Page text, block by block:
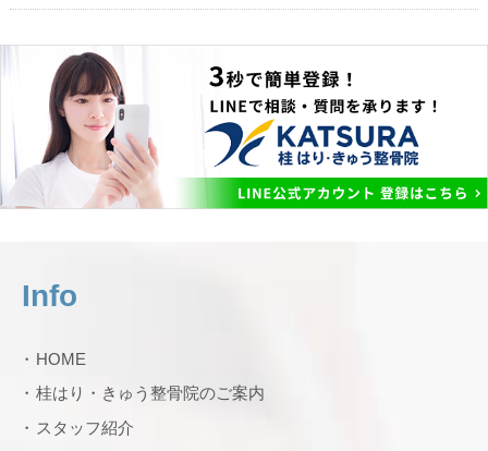
Info
HOME
桂はり・きゅう整骨院のご案内
スタッフ紹介